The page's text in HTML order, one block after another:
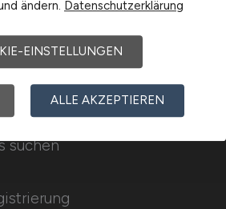
suchen
ändern. Datenschutzerklärung
EINSTELLUNGEN
ALLE AKZEPTIEREN